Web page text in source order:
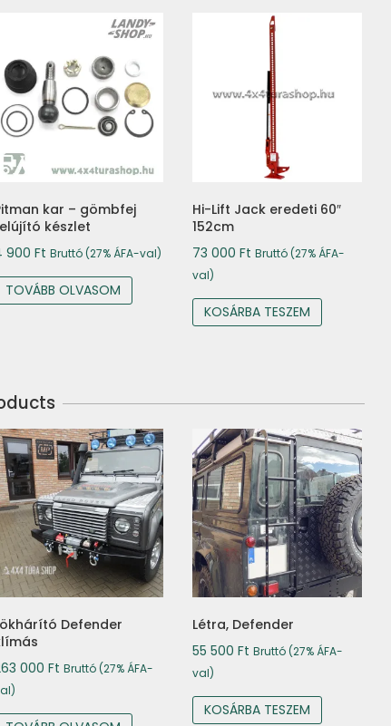
kar – gömbfej
készlet
900Ft Bruttó (27% ÁFA-val)
TOVÁBB OLVASOM
Hi-Lift Jack eredeti 60″
152cm
73 000Ft Bruttó (27% ÁFA-
val)
KOSÁRBA TESZEM
Defender
000Ft Bruttó (27% ÁFA-
Létra, Defender
55 500Ft Bruttó (27% ÁFA-
val)
KOSÁRBA TESZEM